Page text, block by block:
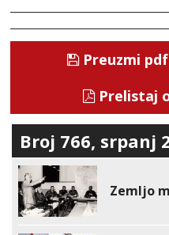
Preuzmi
Prelistaj
Broj 766, srpanj
Zemljo